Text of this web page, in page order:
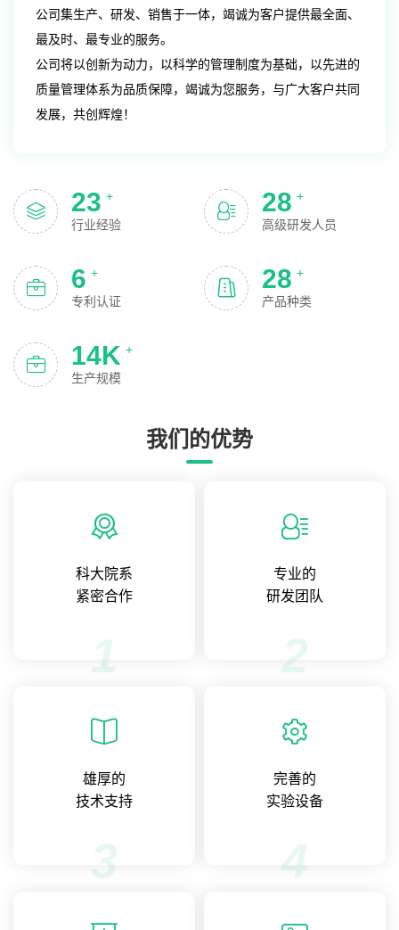
公司集生产、研发、销售于一体，竭诚为客户提供最全面、
最及时、最专业的服务。
公司将以创新为动力，以科学的管理制度为基础，以先进的
质量管理体系为品质保障，竭诚为您服务，与广大客户共同
发展，共创辉煌！
25 +
行业经验
30 +
高级研发人员
6 +
专利认证
30 +
产品种类
15K +
生产规模
我们的优势
科大院系
紧密合作
1
专业的
研发团队
2
雄厚的
技术支持
3
完善的
实验设备
4